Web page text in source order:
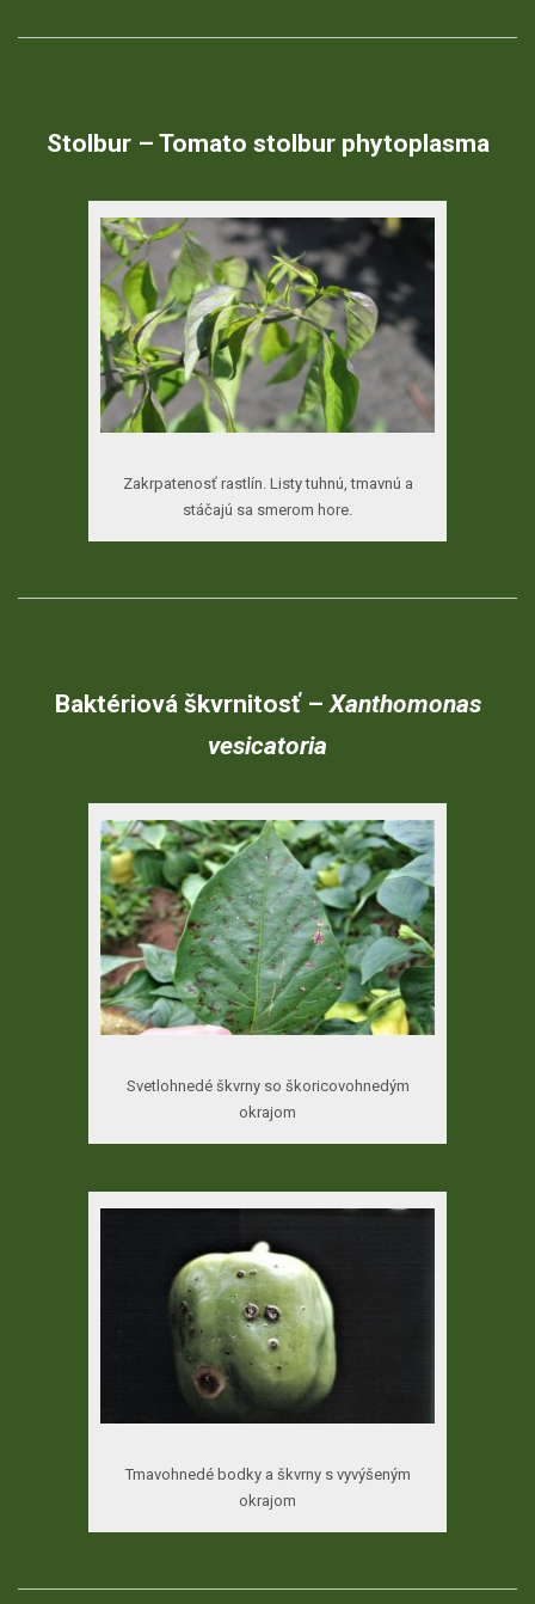
Stolbur– Tomato stolburphytoplasma
Zakrpatenosť rastlín. Listy tuhnú, tmavnú a
stáčajú sa smerom hore.
Baktériová škvrnitosť–Xanthomonas
vesicatoria
Svetlohnedé škvrny so škoricovohnedým
okrajom
Tmavohnedé bodky a škvrny s vyvýšeným
okrajom